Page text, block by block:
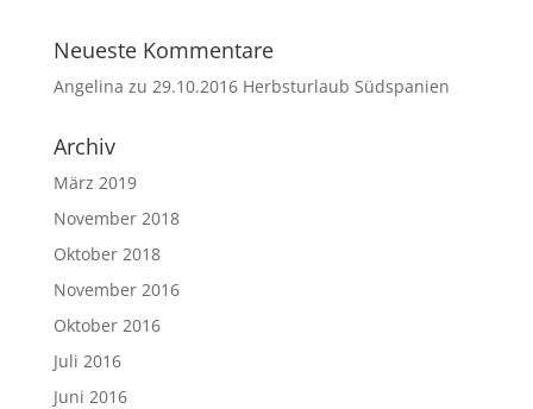
Neueste Kommentare
Angelina zu 29.10.2016 Herbsturlaub Südspanien
Archiv
März 2019
November 2018
Oktober 2018
November 2016
Oktober 2016
Juli 2016
Juni 2016